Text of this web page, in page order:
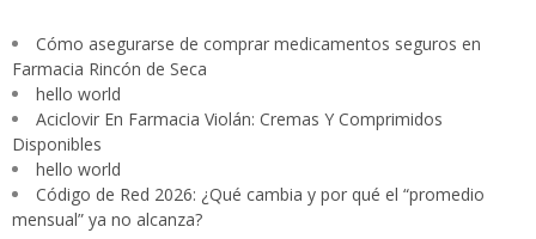
Cómo asegurarse de comprar medicamentos seguros en
Farmacia Rincón de Seca
hello world
Aciclovir En Farmacia Violán: Cremas Y Comprimidos
Disponibles
hello world
Código de Red 2026: ¿Qué cambia y por qué el “promedio
mensual” ya no alcanza?